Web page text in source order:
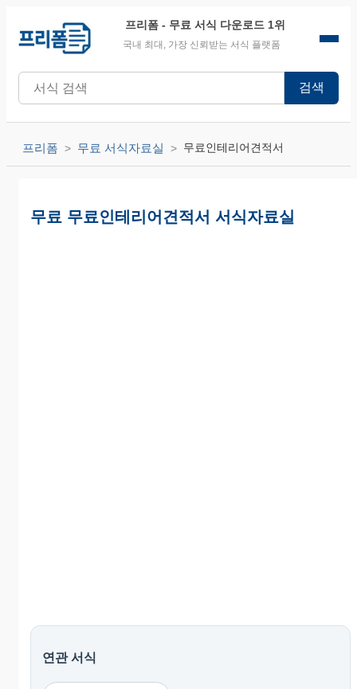
프리폼 - 무료 서식 다운로드 1위
국내 최대, 가장 신뢰받는 서식 플랫폼
검색
프리폼 무료 서식자료실 무료인테리어견적서
무료 무료인테리어견적서 서식자료실
연관 서식